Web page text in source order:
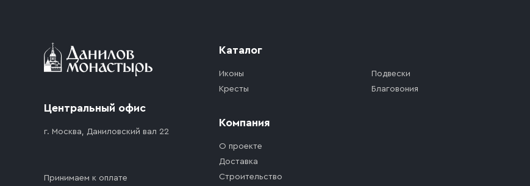
Центральный офис
г. Москва, Даниловский вал 22
Принимаем к оплате
Каталог
Иконы
Кресты
Подвески
Благовония
Компания
О проекте
Доставка
Строительство